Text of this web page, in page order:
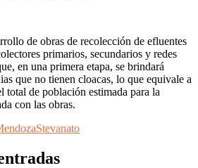
de obras de recolección de efluentes
primarios, secundarios y redes
en una primera etapa, se brindará
que no tienen cloacas, lo que equivale a
total de población estimada para la
con las obras.
Stevanato